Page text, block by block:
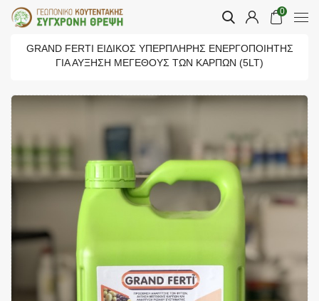
0
GRAND FERTI ΕΙΔΙΚΌΣ ΥΠΕΡΠΛΉΡΗΣ ΕΝΕΡΓΟΠΟΙΗΤΉΣ
ΓΙΑ ΑΎΞΗΣΗ ΜΕΓΈΘΟΥΣ ΤΩΝ ΚΑΡΠΏΝ (5LT)